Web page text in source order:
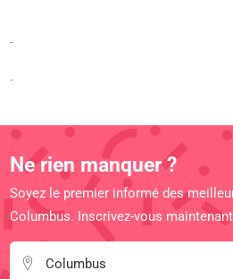
-
-
Ne rien manquer ?
Soyez le premier informé des
Columbus. Inscrivez-vous
Columbus